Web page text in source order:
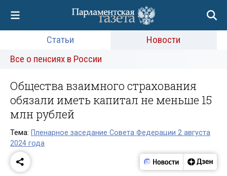
Статьи
Новости
Все о пенсиях в России
Общества взаимного страхования
обязали иметь капитал не меньше 15
млн рублей
Тема: Пленарное заседание Совета Федерации 2 августа
2024 года